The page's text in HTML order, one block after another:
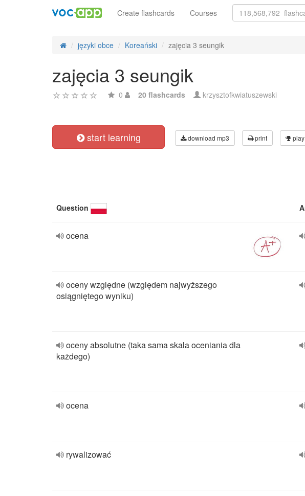
Create flashcards Courses
języki obce Koreański zajęcia 3 seungik
zajęcia 3 seungik
0 20 flashcards krzysztofkwiatuszewski
start learning download mp3 print play
Question
ocena
oceny względne (względem najwyższego
osiągniętego wyniku)
oceny absolutne (taka sama skala oceniania dla
każdego)
ocena
rywalizować